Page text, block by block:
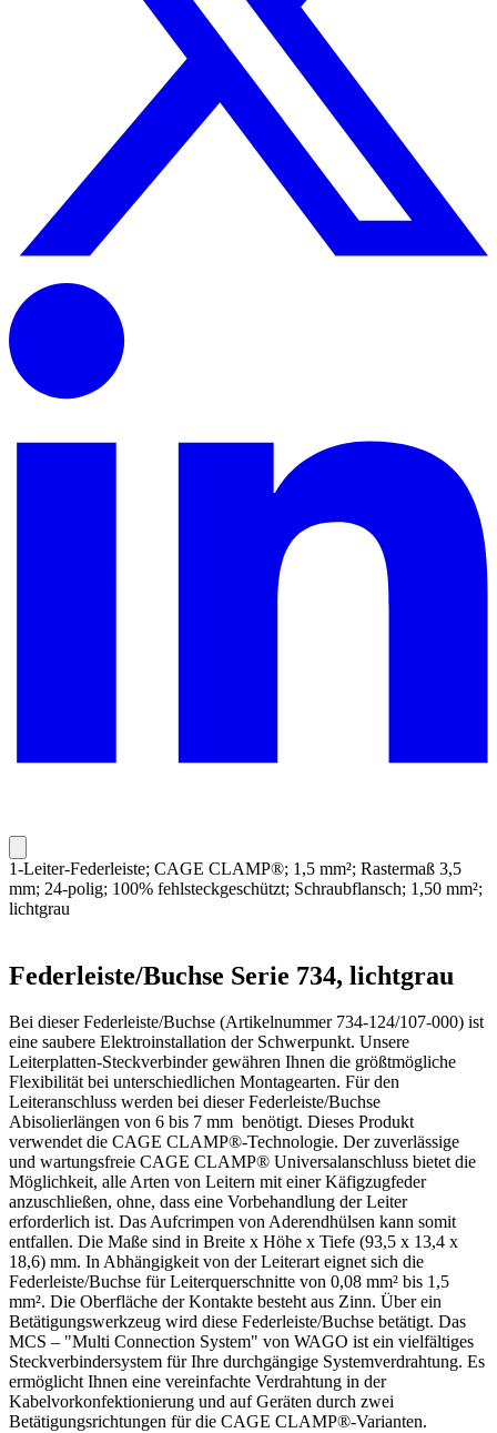
1-Leiter-Federleiste; CAGE CLAMP®; 1,5 mm²; Rastermaß 3,5
mm; 24-polig; 100% fehlsteckgeschützt; Schraubflansch; 1,50 mm²;
lichtgrau
Federleiste/Buchse Serie 734, lichtgrau
Bei dieser Federleiste/Buchse (Artikelnummer 734-124/107-000) ist
eine saubere Elektroinstallation der Schwerpunkt. Unsere
Leiterplatten-Steckverbinder gewähren Ihnen die größtmögliche
Flexibilität bei unterschiedlichen Montagearten. Für den
Leiteranschluss werden bei dieser Federleiste/Buchse
Abisolierlängen von 6 bis 7 mm benötigt. Dieses Produkt
verwendet die CAGE CLAMP®-Technologie. Der zuverlässige
und wartungsfreie CAGE CLAMP® Universalanschluss bietet die
Möglichkeit, alle Arten von Leitern mit einer Käfigzugfeder
anzuschließen, ohne, dass eine Vorbehandlung der Leiter
erforderlich ist. Das Aufcrimpen von Aderendhülsen kann somit
entfallen. Die Maße sind in Breite x Höhe x Tiefe (93,5 x 13,4 x
18,6) mm. In Abhängigkeit von der Leiterart eignet sich die
Federleiste/Buchse für Leiterquerschnitte von 0,08 mm² bis 1,5
mm². Die Oberfläche der Kontakte besteht aus Zinn. Über ein
Betätigungswerkzeug wird diese Federleiste/Buchse betätigt. Das
MCS – "Multi Connection System" von WAGO ist ein vielfältiges
Steckverbindersystem für Ihre durchgängige Systemverdrahtung. Es
ermöglicht Ihnen eine vereinfachte Verdrahtung in der
Kabelvorkonfektionierung und auf Geräten durch zwei
Betätigungsrichtungen für die CAGE CLAMP®-Varianten.